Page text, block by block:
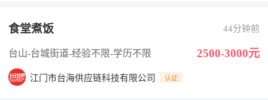
食堂煮饭 44分钟前
台山-台城街道-经验不限-学历不限 2500-3000元
江门市台海供应链科技有限公司 认证